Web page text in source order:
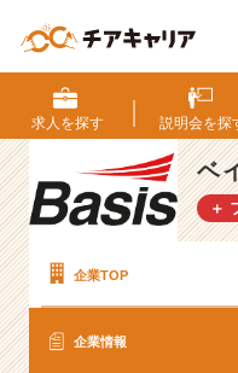
イ
シ
ス
株
式
会
社
求人を探す 説明会を探
ベ
＋
企業TOP
企業情報